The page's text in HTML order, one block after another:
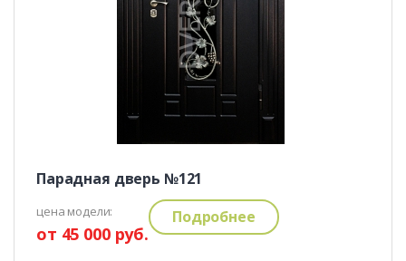
Парадная дверь №121
цена модели:
от 45 000 руб.
Подробнее